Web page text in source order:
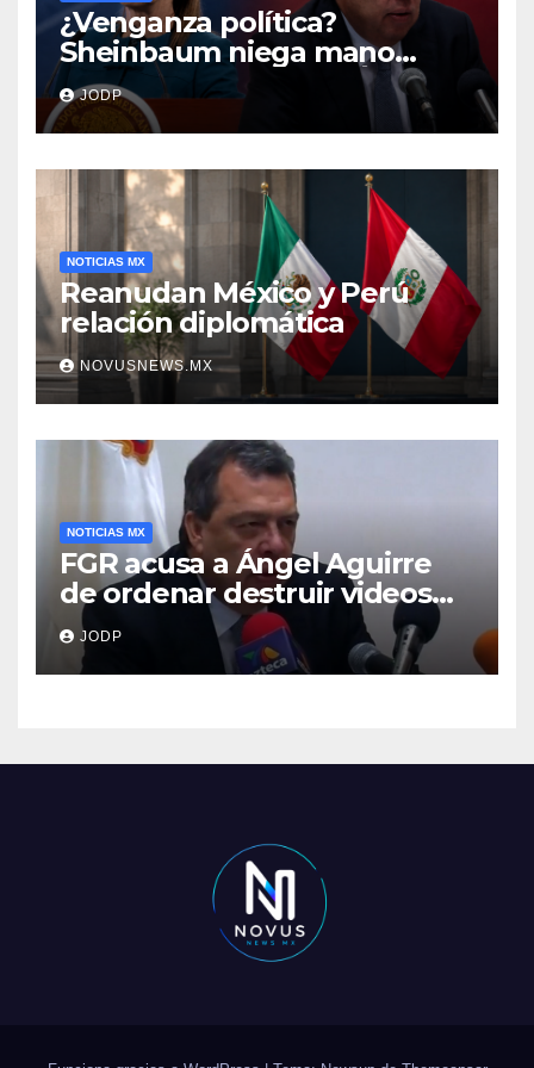
¿Venganza política?
Sheinbaum niega mano
negra en captura de Ángel
Aguirre
JODP
NOTICIAS MX
Reanudan México y Perú
relación diplomática
NOVUSNEWS.MX
NOTICIAS MX
FGR acusa a Ángel Aguirre
de ordenar destruir videos
clave del caso Ayotzinapa
JODP